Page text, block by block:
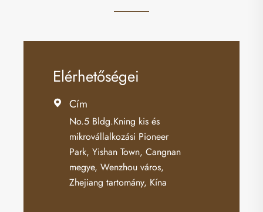
Elérhetőségei
 Cím
No.5 Bldg.Kning kis és
mikrovállalkozási Pioneer
Park, Yishan Town, Cangnan
megye, Wenzhou város,
Zhejiang tartomány, Kína